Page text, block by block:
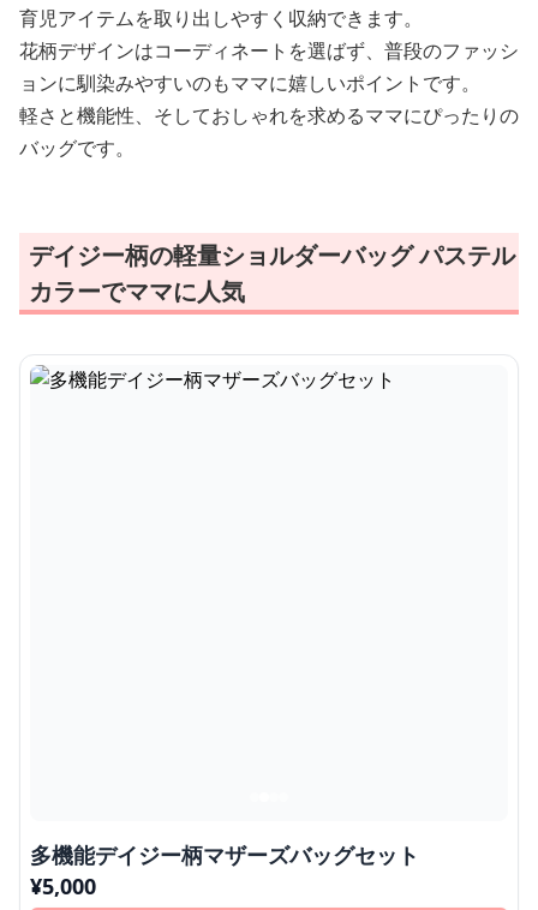
育児アイテムを取り出しやすく収納できます。
花柄デザインはコーディネートを選ばず、普段のファッシ
ョンに馴染みやすいのもママに嬉しいポイントです。
軽さと機能性、そしておしゃれを求めるママにぴったりの
バッグです。
デイジー柄の軽量ショルダーバッグ パステル
カラーでママに人気
多機能デイジー柄マザーズバッグセット
¥5,000